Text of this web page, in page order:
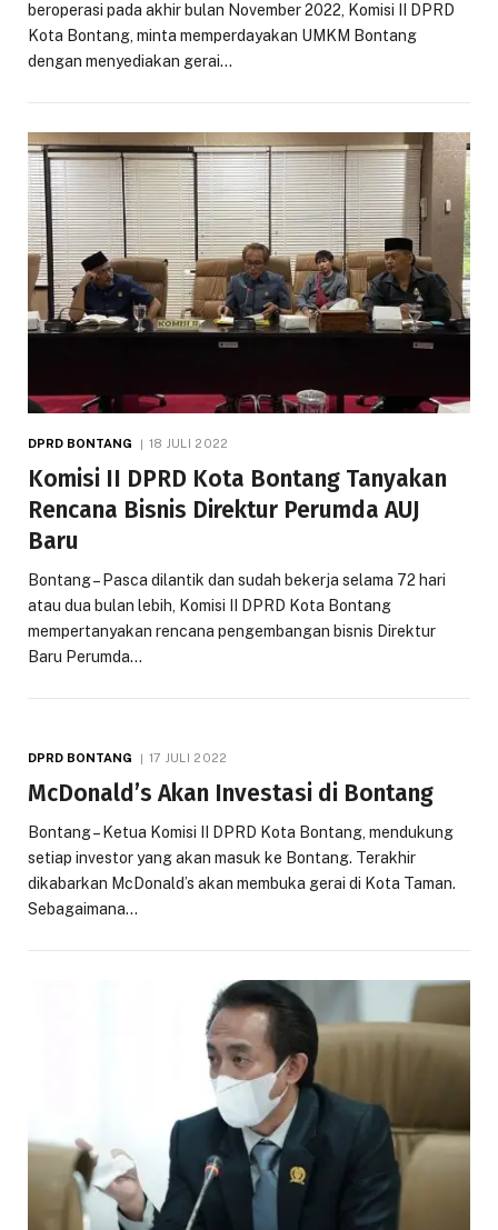
beroperasi pada akhir bulan November 2022, Komisi II DPRD
Kota Bontang, minta memperdayakan UMKM Bontang
dengan menyediakan gerai…
DPRD BONTANG 18 JULI 2022
Komisi II DPRD Kota Bontang Tanyakan
Rencana Bisnis Direktur Perumda AUJ
Baru
Bontang – Pasca dilantik dan sudah bekerja selama 72 hari
atau dua bulan lebih, Komisi II DPRD Kota Bontang
mempertanyakan rencana pengembangan bisnis Direktur
Baru Perumda…
DPRD BONTANG 17 JULI 2022
McDonald’s Akan Investasi di Bontang
Bontang – Ketua Komisi II DPRD Kota Bontang, mendukung
setiap investor yang akan masuk ke Bontang. Terakhir
dikabarkan McDonald’s akan membuka gerai di Kota Taman.
Sebagaimana…